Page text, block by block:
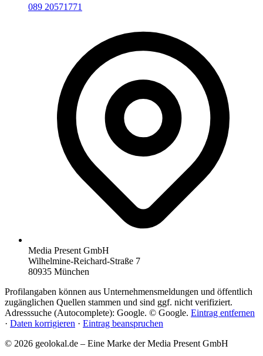
089 20571771
Media Present GmbH
Wilhelmine-Reichard-Straße 7
80935 München
Profilangaben können aus Unternehmensmeldungen und öffentlich
zugänglichen Quellen stammen und sind ggf. nicht verifiziert.
Adresssuche (Autocomplete): Google. © Google. Eintrag entfernen
· Daten korrigieren · Eintrag beanspruchen
© 2026 geolokal.de – Eine Marke der Media Present GmbH